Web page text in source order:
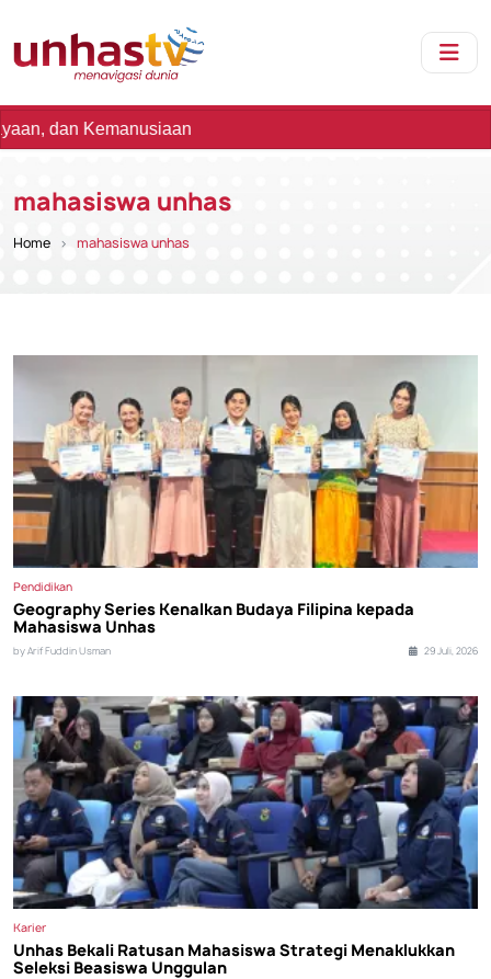
mahasiswa unhas
Home mahasiswa unhas
Pendidikan
Geography Series Kenalkan Budaya Filipina kepada
Mahasiswa Unhas
by Arif Fuddin Usman 29 Juli, 2026
Karier
Unhas Bekali Ratusan Mahasiswa Strategi Menaklukkan
Seleksi Beasiswa Unggulan